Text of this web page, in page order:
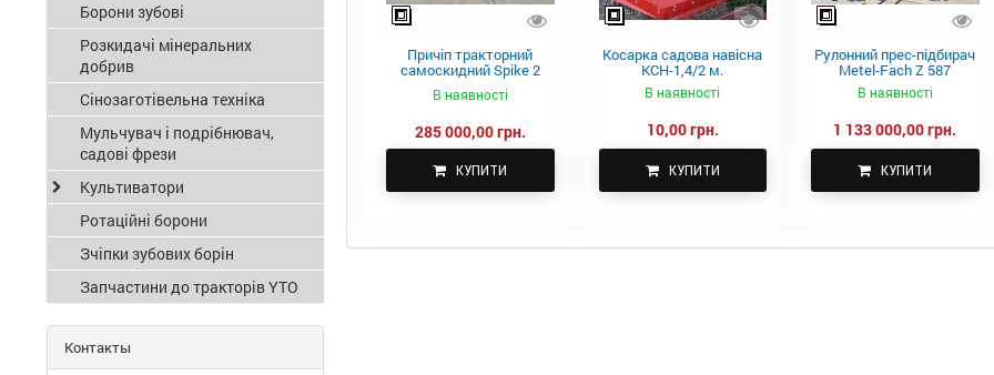
Причіп тракторний
самоскидний Spike 2
В наявності
285 000,00 грн.
КУПИТИ
Косарка садова навісна
КСН-1,4/2 м.
В наявності
10,00 грн.
КУПИТИ
Рулонний прес-підбирач
Metel-Fach Z 587
В наявності
1 133 000,00 грн.
КУПИТИ
Борони зубові
Розкидачі мінеральних
добрив
Сінозаготівельна техніка
Мульчувач і подрібнювач,
садові фрези
Культиватори
Ротаційні борони
Зчіпки зубових борін
Запчастини до тракторів YTO
Контакты